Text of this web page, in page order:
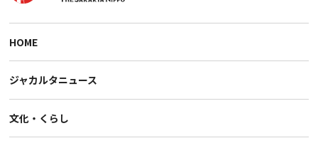
HOME
ジャカルタニュース
文化・くらし